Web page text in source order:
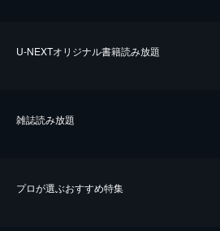
U-NEXTオリジナル書籍読み放題
雑誌読み放題
プロが選ぶおすすめ特集